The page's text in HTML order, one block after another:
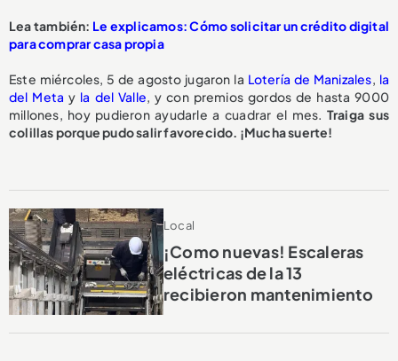
Lea también: Le explicamos: Cómo solicitar un crédito digital
para comprar casa propia
Este miércoles, 5 de agosto jugaron la Lotería de Manizales, la
del Meta y la del Valle, y con premios gordos de hasta 9000
millones, hoy pudieron ayudarle a cuadrar el mes. Traiga sus
colillas porque pudo salir favorecido. ¡Mucha suerte!
Local
¡Como nuevas! Escaleras
eléctricas de la 13
recibieron mantenimiento